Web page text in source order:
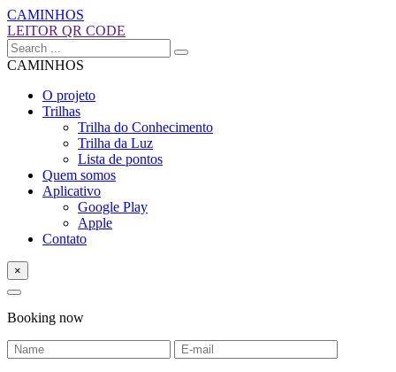
CAMINHOS
LEITOR QR CODE
CAMINHOS
O projeto
Trilhas
Trilha do Conhecimento
Trilha da Luz
Lista de pontos
Quem somos
Aplicativo
Google Play
Apple
Contato
×
Booking now